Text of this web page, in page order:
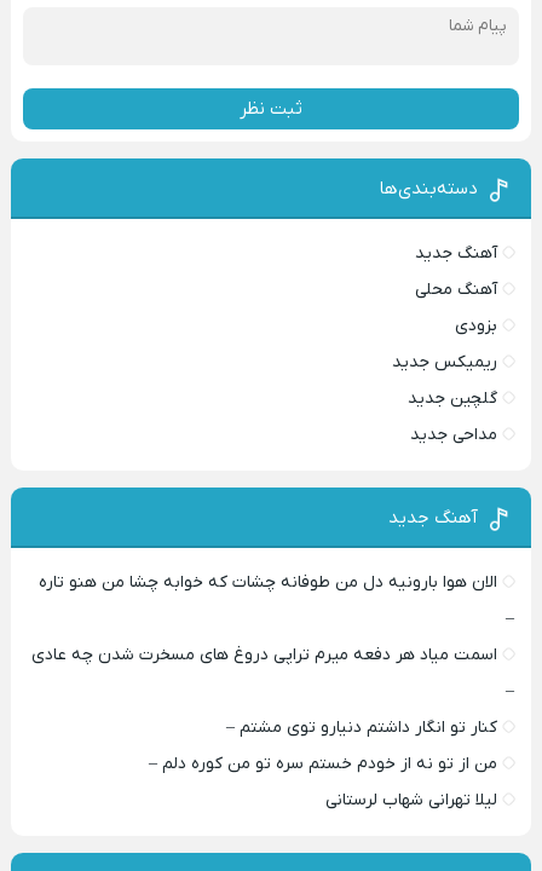
ثبت نظر
دسته‌بندی‌ها
آهنگ جدید
آهنگ محلی
بزودی
ریمیکس جدید
گلچین جدید
مداحی جدید
آهنگ جدید
الان هوا بارونیه دل من طوفانه چشات که خوابه چشا من هنو تاره
–
اسمت میاد هر دفعه میرم تراپی دروغ‌ های مسخرت شدن چه عادی
–
کنار تو انگار داشتم دنیارو توی مشتم –
من از تو نه از خودم خستم سره تو من کوره دلم –
لیلا تهرانی شهاب لرستانی